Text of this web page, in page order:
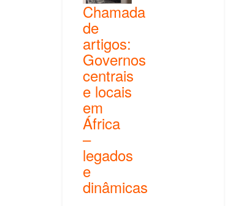
Chamada
de
artigos:
Governos
centrais
e locais
em
África
–
legados
e
dinâmicas